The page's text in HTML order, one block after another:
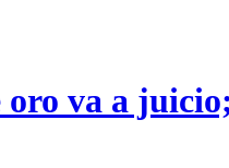
va a